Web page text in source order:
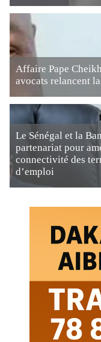
Affaire Pape
avocats relancent
Le Sénégal et la
partenariat pour
connectivité des
d’emploi